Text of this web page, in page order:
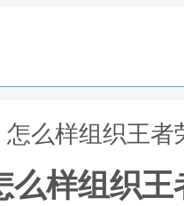
怎么样组织王者
么样组织王